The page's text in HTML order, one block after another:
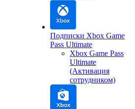
Подписки Xbox Game
Pass Ultimate
Xbox Game Pass
Ultimate
(Активация
сотрудником)